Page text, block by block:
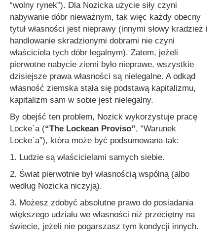
“wolny rynek”). Dla Nozicka użycie siły czyni
nabywanie dóbr nieważnym, tak więc każdy obecny
tytuł własności jest nieprawy (innymi słowy kradzież i
handlowanie skradzionymi dobrami nie czyni
właściciela tych dóbr legalnym). Zatem, jeżeli
pierwotne nabycie ziemi było nieprawe, wszystkie
dzisiejsze prawa własności są nielegalne. A odkąd
własność ziemska stała się podstawą kapitalizmu,
kapitalizm sam w sobie jest nielegalny.
By obejść ten problem, Nozick wykorzystuje pracę
Locke`a (“The Lockean Proviso”, “Warunek
Locke`a”), która może być podsumowana tak:
1. Ludzie są właścicielami samych siebie.
2. Świat pierwotnie był własnością wspólną (albo
według Nozicka niczyją).
3. Możesz zdobyć absolutne prawo do posiadania
większego udziału we własności niż przeciętny na
świecie, jeżeli nie pogarszasz tym kondycji innych.